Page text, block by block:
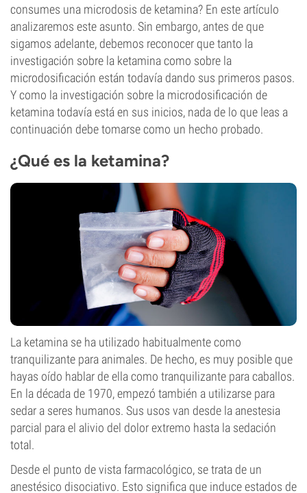
consumes una microdosis de ketamina? En este artículo
analizaremos este asunto. Sin embargo, antes de que
sigamos adelante, debemos reconocer que tanto la
investigación sobre la ketamina como sobre la
microdosificación están todavía dando sus primeros pasos.
Y como la investigación sobre la microdosificación de
ketamina todavía está en sus inicios, nada de lo que leas a
continuación debe tomarse como un hecho probado.
¿Qué es la ketamina?
La ketamina se ha utilizado habitualmente como
tranquilizante para animales. De hecho, es muy posible que
hayas oído hablar de ella como tranquilizante para caballos.
En la década de 1970, empezó también a utilizarse para
sedar a seres humanos. Sus usos van desde la anestesia
parcial para el alivio del dolor extremo hasta la sedación
total.
Desde el punto de vista farmacológico, se trata de un
anestésico disociativo. Esto significa que induce estados de